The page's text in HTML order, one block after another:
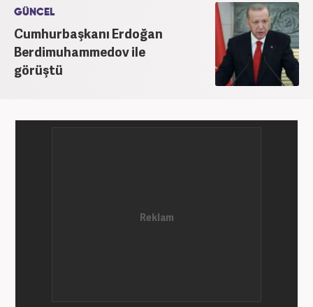
GÜNCEL
Cumhurbaşkanı Erdoğan
Berdimuhammedov ile
görüştü